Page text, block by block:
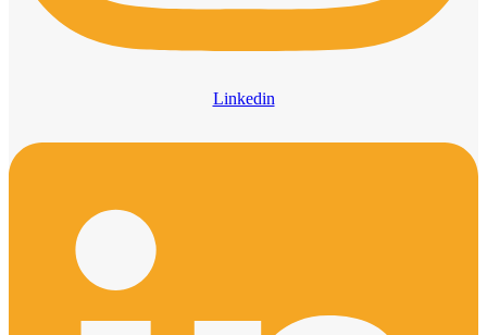
Linkedin